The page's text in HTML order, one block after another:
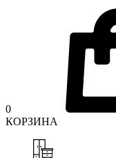
0
КОРЗИНА